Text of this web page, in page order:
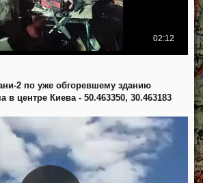
2 по уже обгоревшему зданию
в центре Киева - 50.463350, 30.463183